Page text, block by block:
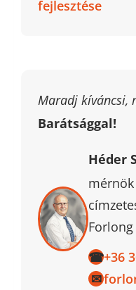
fejlesztése
Maradj kíváncsi,
Barátsággal!
Héder
Forlong
☎+36
✉